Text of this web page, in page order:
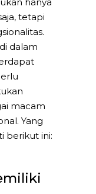
tetapi
dalam
macam
Yang
berikut ini: